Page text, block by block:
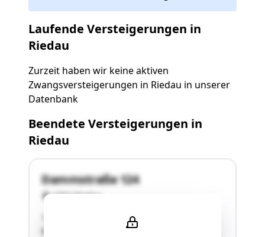
Laufende Versteigerungen in
Riedau
Zurzeit haben wir keine aktiven
Zwangsversteigerungen in Riedau in unserer
Datenbank
Beendete Versteigerungen in
Riedau
Dammstraße 124
4752 Riedau
"Die Liegenschaft befindet sich in der
Marktgemeinde Riedau, in der Nähe des